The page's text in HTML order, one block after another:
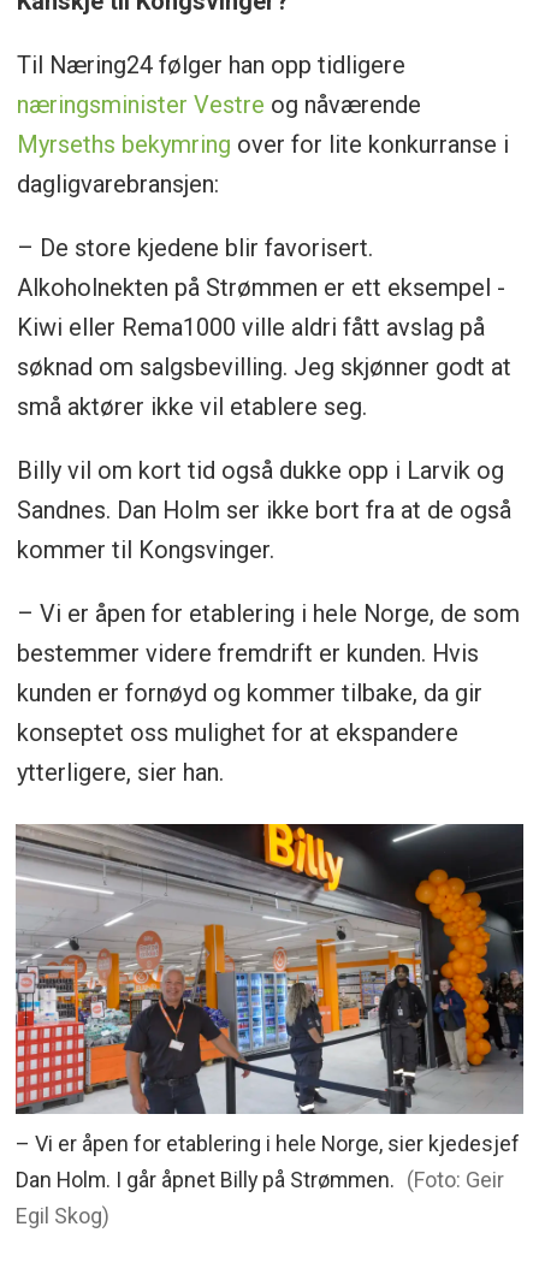
Til Næring24 følger han opp tidligere
næringsminister Vestre og nåværende
Myrseths bekymring over for lite konkurranse i
dagligvarebransjen:
– De store kjedene blir favorisert.
Alkoholnekten på Strømmen er ett eksempel -
Kiwi eller Rema1000 ville aldri fått avslag på
søknad om salgsbevilling. Jeg skjønner godt at
små aktører ikke vil etablere seg.
Billy vil om kort tid også dukke opp i Larvik og
Sandnes. Dan Holm ser ikke bort fra at de også
kommer til Kongsvinger.
– Vi er åpen for etablering i hele Norge, de som
bestemmer videre fremdrift er kunden. Hvis
kunden er fornøyd og kommer tilbake, da gir
konseptet oss mulighet for at ekspandere
ytterligere, sier han.
– Vi er åpen for etablering i hele Norge, sier kjedesjef
Dan Holm. I går åpnet Billy på Strømmen. (Foto: Geir
Egil Skog)